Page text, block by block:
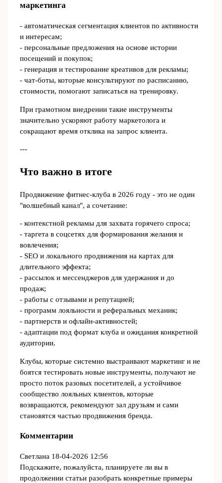
маркетинга
- автоматическая сегментация клиентов по активности
и интересам;
- персональные предложения на основе истории
посещений и покупок;
- генерация и тестирование креативов для рекламы;
- чат-боты, которые консультируют по расписанию,
стоимости, помогают записаться на тренировку.
При грамотном внедрении такие инструменты
значительно ускоряют работу маркетолога и
сокращают время отклика на запрос клиента.
---
Что важно в итоге
Продвижение фитнес-клуба в 2026 году - это не один
"волшебный канал", а сочетание:
- контекстной рекламы для захвата горячего спроса;
- таргета в соцсетях для формирования желания и
вовлечения;
- SEO и локального продвижения на картах для
длительного эффекта;
- рассылок и мессенджеров для удержания и до
продаж;
- работы с отзывами и репутацией;
- программ лояльности и реферальных механик;
- партнерств и офлайн-активностей;
- адаптации под формат клуба и ожидания конкретной
аудитории.
Клубы, которые системно выстраивают маркетинг и не
боятся тестировать новые инструменты, получают не
просто поток разовых посетителей, а устойчивое
сообщество лояльных клиентов, которые
возвращаются, рекомендуют зал друзьям и сами
становятся частью продвижения бренда.
Комментарии
Светлана 18-04-2026 12:56
Подскажите, пожалуйста, планируете ли вы в
продолжении статьи разобрать конкретные примеры